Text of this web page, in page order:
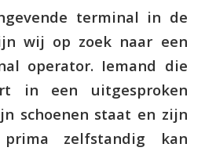
terminal in de
wij op zoek naar een
operator. Iemand die
in een uitgesproken
schoenen staat en zijn
prima zelfstandig kan